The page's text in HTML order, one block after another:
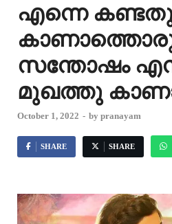
എന്നെ
സന്തോഷം
മുഖത്തു
October 1, 2022 - by pranayam
SHARE SHARE